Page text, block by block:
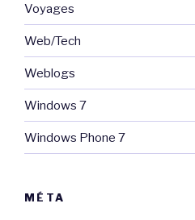
Voyages
Web/Tech
Weblogs
Windows 7
Windows Phone 7
MÉTA